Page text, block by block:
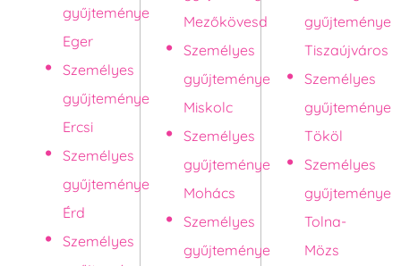
gyűjteménye
Eger
Személyes
gyűjteménye
Ercsi
Személyes
gyűjteménye
Érd
Személyes
Mezőkövesd
Személyes
gyűjteménye
Miskolc
Személyes
gyűjteménye
Mohács
Személyes
gyűjteménye
gyűjteménye
Tiszaújváros
Személyes
gyűjteménye
Tököl
Személyes
gyűjteménye
Tolna-
Mözs